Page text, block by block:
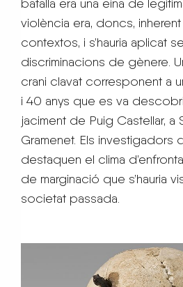
violència era, doncs,
contextos, i s’hauria aplicat
discriminacions de gènere.
crani clavat corresponent a
i 40 anys que es va descobrir
jaciment de Puig Castellar, a
Gramenet. Els investigadors
destaquen el clima
de marginació que s’hauria
societat passada.